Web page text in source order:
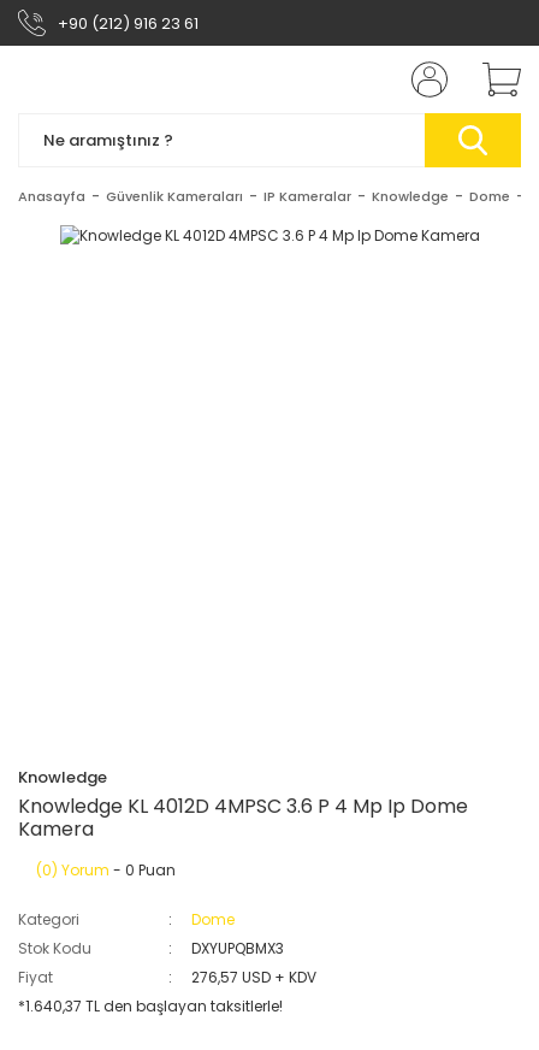
+90 (212) 916 23 61
Anasayfa Güvenlik Kameraları IP Kameralar Knowledge Dome
Knowledge
Knowledge KL 4012D 4MPSC 3.6 P 4 Mp Ip Dome
Kamera
(0) Yorum - 0 Puan
Kategori
Dome
Stok Kodu
DXYUPQBMX3
Fiyat
276,57 USD + KDV
*1.640,37 TL den başlayan taksitlerle!